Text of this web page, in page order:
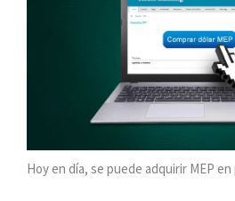
Hoy en día, se puede adquirir MEP